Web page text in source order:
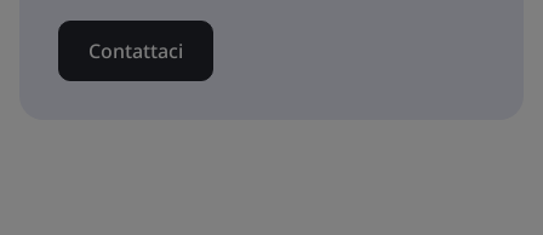
Contattaci